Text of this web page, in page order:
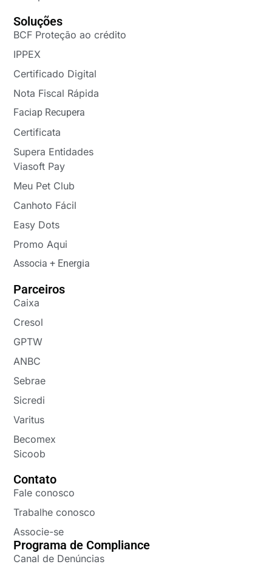
Soluções
BCF Proteção ao crédito
IPPEX
Certificado Digital
Nota Fiscal Rápida
Faciap Recupera
Certificata
Supera Entidades
Viasoft Pay
Meu Pet Club
Canhoto Fácil
Easy Dots
Promo Aqui
Associa + Energia
Parceiros
Caixa
Cresol
GPTW
ANBC
Sebrae
Sicredi
Varitus
Becomex
Sicoob
Contato
Fale conosco
Trabalhe conosco
Associe-se
Programa de Compliance
Canal de Denúncias